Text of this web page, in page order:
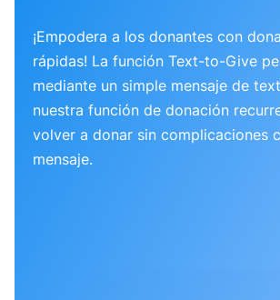
¡Empodera a los donantes con
rápidas! La función Text-to-Give
mediante un simple mensaje de
nuestra función de donación
volver a donar sin complicaciones
mensaje.